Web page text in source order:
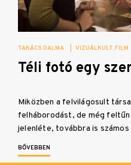
TAKÁCS DALMA VIZUÁLKULT FILM
Téli fotó egy
Miközben a felvilágosult
felháborodást, de még
jelenléte, továbbra is
BŐVEBBEN